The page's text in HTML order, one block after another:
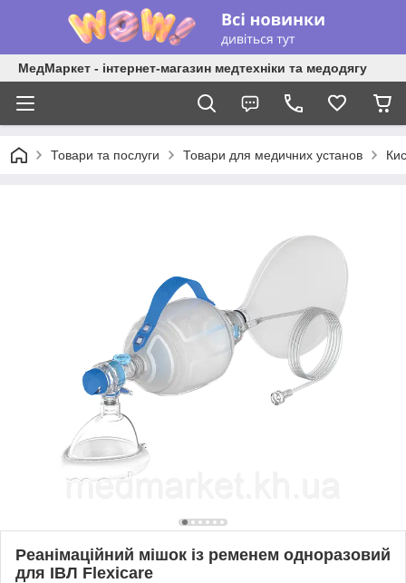
МедМаркет - інтернет-магазин медтехніки та медодягу
Товари та послуги Товари для медичних установ
Реанімаційний мішок із ременем одноразовий
для ІВЛ Flexicare